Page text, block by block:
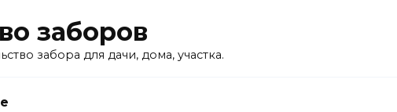
заборов
забора для дачи, дома, участка.